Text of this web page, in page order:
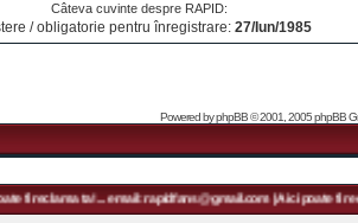
Câteva cuvinte despre RAPID:
/ obligatorie pentru înregistrare: 27/Iun/1985
Powered byphpBB© 2001, 2005 phpBB
ta! ... email: rapidfans@gmail.com | Aici poate fi